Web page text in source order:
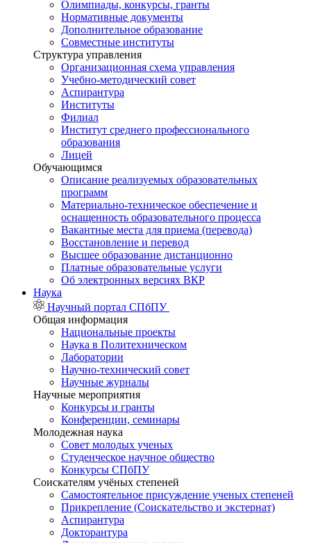
Олимпиады, конкурсы, гранты
Нормативные документы
Дополнительное образование
Совместные институты
Структура управления
Организационная схема управления
Учебно-методический совет
Аспирантура
Институты
Филиал
Институт среднего профессионального
образования
Лицей
Обучающимся
Описание реализуемых образовательных
программ
Материально-техническое обеспечение и
оснащенность образовательного процесса
Вакантные места для приема (перевода)
Восстановление и перевод
Высшее образование дистанционно
Платные образовательные услуги
Об электронных версиях ВКР
Наука
Научный портал СПбПУ
Общая информация
Национальные проекты
Наука в Политехническом
Лаборатории
Научно-технический совет
Научные журналы
Научные мероприятия
Конкурсы и гранты
Конференции, семинары
Молодежная наука
Совет молодых ученых
Студенческое научное общество
Конкурсы СПбПУ
Соискателям учёных степеней
Самостоятельное присуждение ученых степеней
Прикрепление (Соискательство и экстернат)
Аспирантура
Докторантура